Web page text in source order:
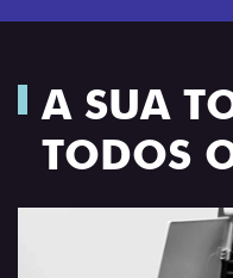
A SUA
TODOS